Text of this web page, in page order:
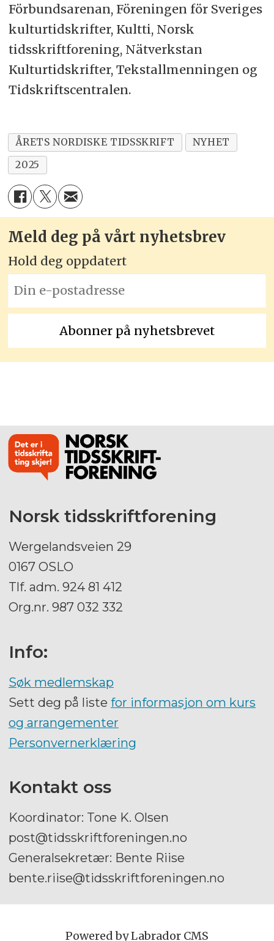
Förbundsarenan, Föreningen för Sveriges
kulturtidskrifter, Kultti, Norsk
tidsskriftforening, Nätverkstan
Kulturtidskrifter, Tekstallmenningen og
Tidskriftscentralen.
ÅRETS NORDISKE TIDSSKRIFT
NYHET
2025
Meld deg på vårt nyhetsbrev
Hold deg oppdatert
Norsk tidsskriftforening
Wergelandsveien 29
0167 OSLO
Tlf. adm. 924 81 412
Org.nr. 987 032 332
Info:
Søk medlemskap
Sett deg på liste for informasjon om kurs
og arrangementer
Personvernerklæring
Kontakt oss
Koordinator: Tone K. Olsen
post@tidsskriftforeningen.no
Generalsekretær: Bente Riise
bente.riise@tidsskriftforeningen.no
Powered by Labrador CMS